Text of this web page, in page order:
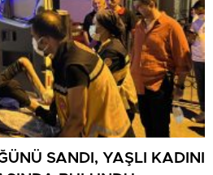
SANDI, YAŞLI KADINI